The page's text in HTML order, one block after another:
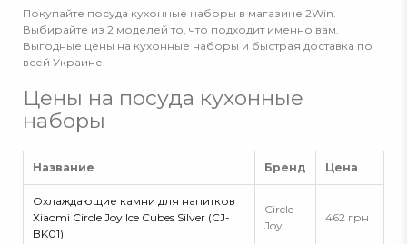
Покупайте посуда кухонные наборы в магазине 2Win.
Выбирайте из 2 моделей то, что подходит именно вам.
Выгодные цены на кухонные наборы и быстрая доставка по
всей Украине.
Цены на посуда кухонные
наборы
Название Бренд Цена
Охлаждающие камни для напитков
Xiaomi Circle Joy Ice Cubes Silver (CJ-
BK01)
Circle
Joy
462 грн